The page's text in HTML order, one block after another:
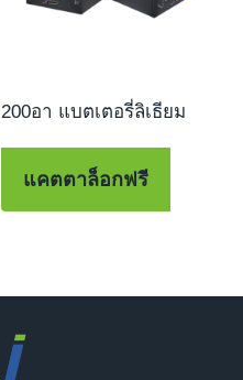
200อา แบตเตอรี่ลิเธียม
แคตตาล็อกฟรี